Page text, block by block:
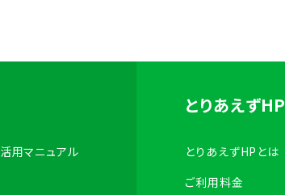
とりあえずHP
とりあえずHPとは
ご利用料金
活用マニュアル